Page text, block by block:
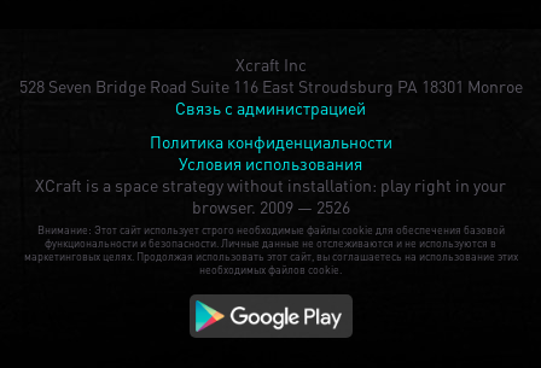
Xcraft Inc
528 Seven Bridge Road Suite 116 East Stroudsburg PA 18301 Monroe
Связь с администрацией
Политика конфиденциальности
Условия использования
XCraft is a space strategy without installation: play right in your
browser. 2009 — 2526
Внимание: Этот сайт использует строго необходимые файлы cookie для обеспечения базовой
функциональности и безопасности. Личные данные не отслеживаются и не используются в
маркетинговых целях. Продолжая использовать этот сайт, вы соглашаетесь на использование этих
необходимых файлов cookie.